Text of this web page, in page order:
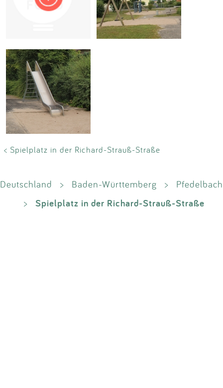
Anmelden
< Spielplatz in der Richard-Strauß-Straße
Deutschland > Baden-Württemberg >
Pfedelbach
>
Spielplatz in der Richard-Strauß-Straße